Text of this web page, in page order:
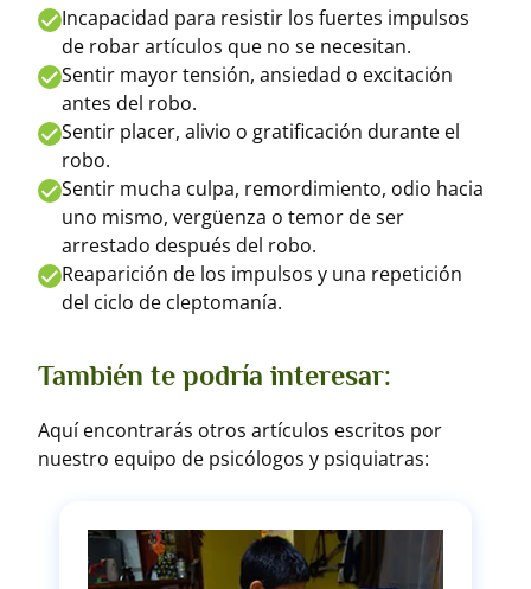
Incapacidad para resistir los fuertes impulsos
de robar artículos que no se necesitan.
Sentir mayor tensión, ansiedad o excitación
antes del robo.
Sentir placer, alivio o gratificación durante el
robo.
Sentir mucha culpa, remordimiento, odio hacia
uno mismo, vergüenza o temor de ser
arrestado después del robo.
Reaparición de los impulsos y una repetición
del ciclo de cleptomanía.
También te podría interesar:
Aquí encontrarás otros artículos escritos por
nuestro equipo de psicólogos y psiquiatras: